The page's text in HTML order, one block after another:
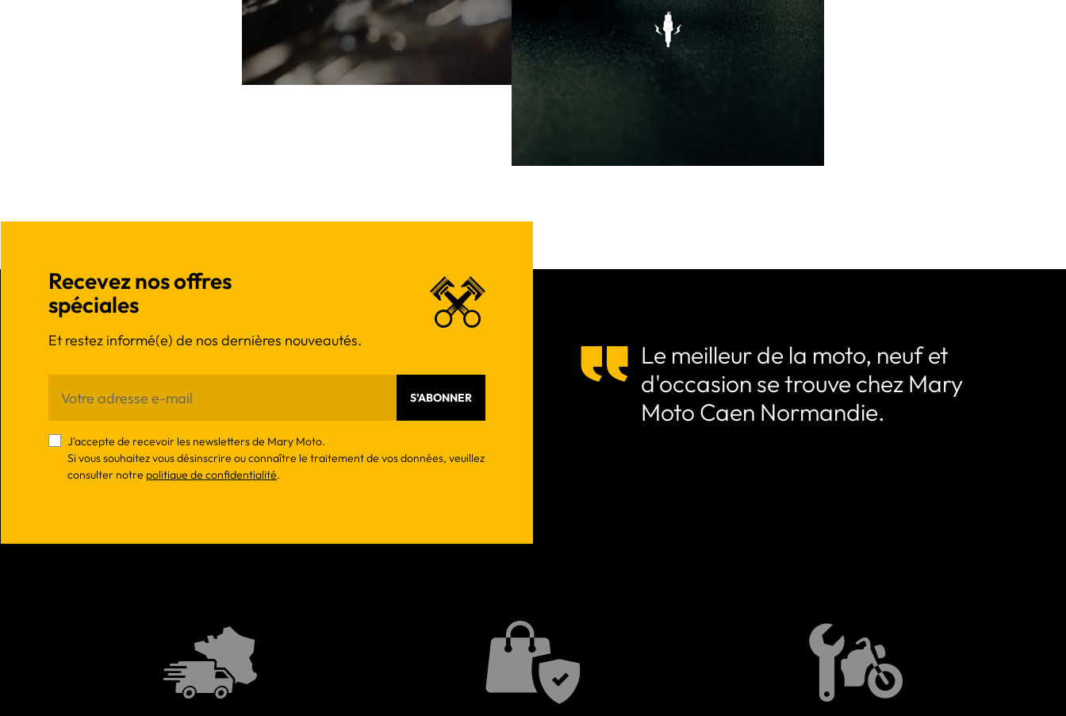
Recevez nos offres
spéciales
Et restez informé(e) de nos dernières nouveautés.
S’ABONNER
J'accepte de recevoir les newsletters de Mary Moto.
Si vous souhaitez vous désinscrire ou connaître le traitement de vos données, veuillez
consulter notre politique de confidentialité.
Le meilleur de la moto, neuf et
d'occasion se trouve chez Mary
Moto Caen Normandie.